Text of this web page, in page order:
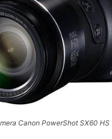
Canon PowerShot SX60 HS